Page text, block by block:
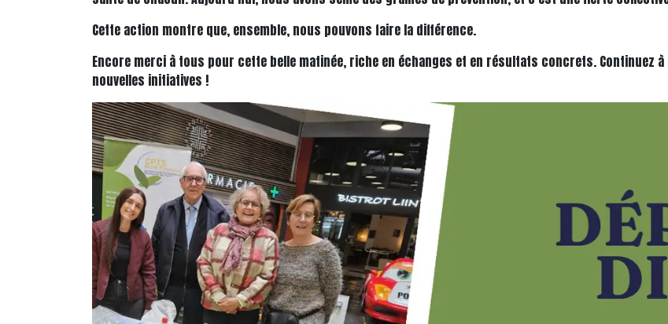
Cette action montre que, ensemble, nous pouvons faire la différence.
Encore merci à tous pour cette belle matinée, riche en échanges et en résultats concrets. Continuez
nouvelles initiatives !